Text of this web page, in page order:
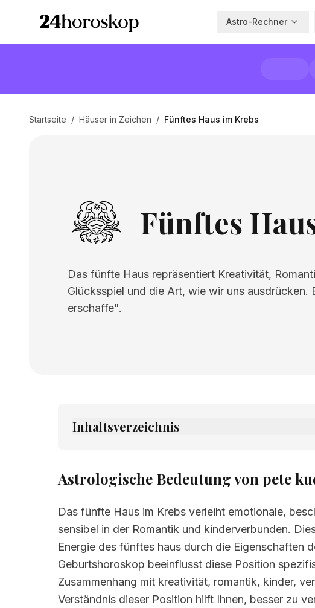
Astro-Rechner
Startseite / Häuser in Zeichen / Fünftes Haus im Krebs
Fünftes
Das fünfte Haus repräsentiert Kreativität,
Glücksspiel und die Art, wie wir uns ausdrücken.
erschaffe".
Inhaltsverzeichnis
Astrologische Bedeutung von pete
Das fünfte Haus im Krebs verleiht emotionale,
sensibel in der Romantik und kinderverbunden.
Energie des fünftes haus durch die Eigenschaften
Geburtshoroskop beeinflusst diese Position
Zusammenhang mit kreativität, romantik, kinder,
Verständnis dieser Position hilft Ihnen, besser zu